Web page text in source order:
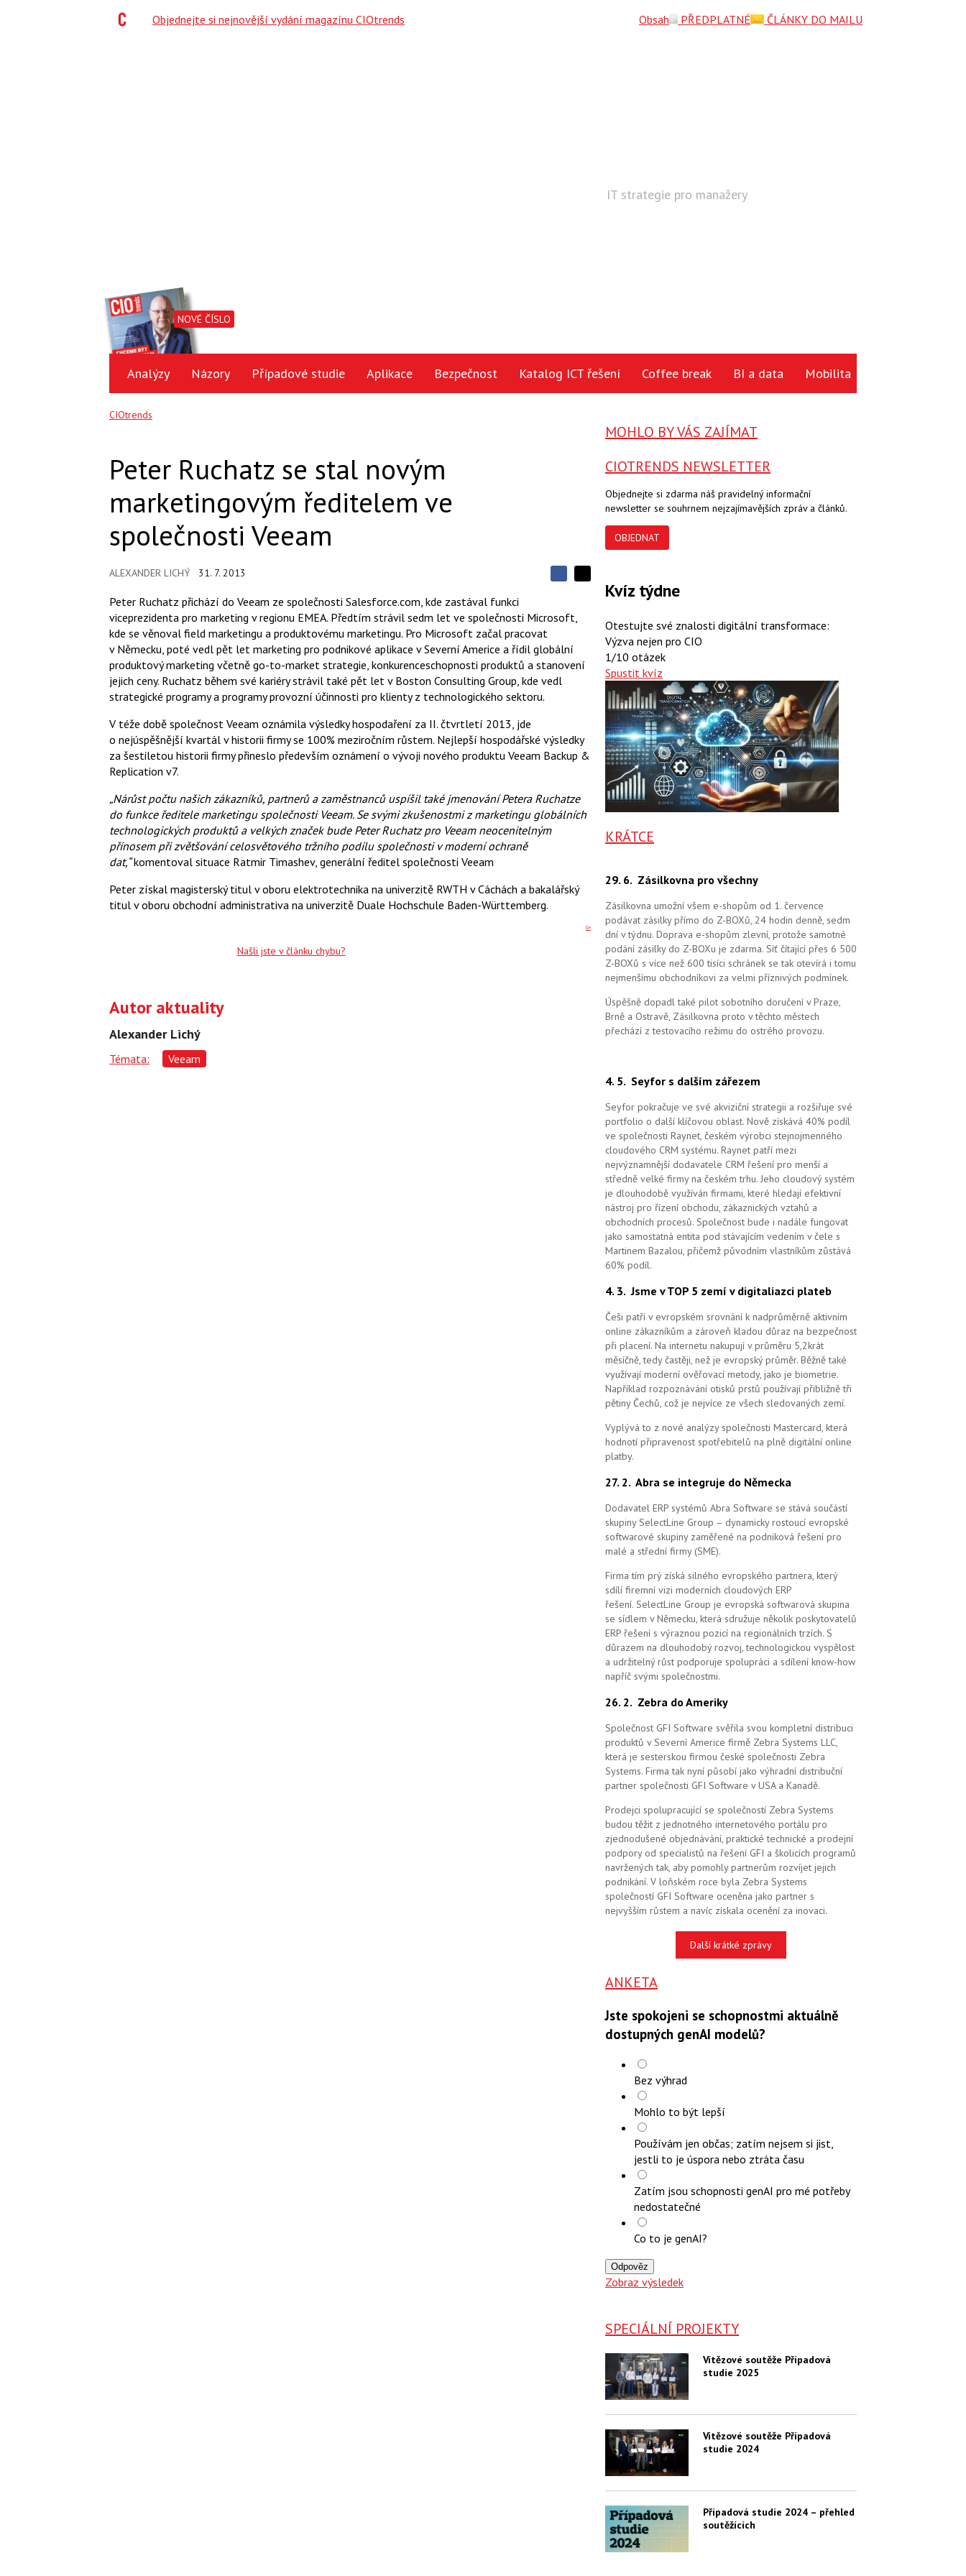
NOVÉ ČÍSLO
IT strategie pro manažery
Analýzy Názory Případové studie Aplikace Bezpečnost Katalog ICT řešení Coffee break BI a data Mobilita
CIOtrends
Peter Ruchatz se stal novým
marketingovým ředitelem ve
společnosti Veeam
ALEXANDER LICHÝ 31. 7. 2013
S
í
e
t
S
l
t
n
a
b
o
o
e
n
X
Peter Ruchatz přichází do Veeam ze společnosti Salesforce.com, kde zastával funkci
viceprezidenta pro marketing v regionu EMEA. Předtím strávil sedm let ve společnosti Microsoft,
kde se věnoval field marketingu a produktovému marketingu. Pro Microsoft začal pracovat
v Německu, poté vedl pět let marketing pro podnikové aplikace v Severní Americe a řídil globální
produktový marketing včetně go-to-market strategie, konkurenceschopnosti produktů a stanovení
jejich ceny. Ruchatz během své kariéry strávil také pět let v Boston Consulting Group, kde vedl
strategické programy a programy provozní účinnosti pro klienty z technologického sektoru.
V téže době společnost Veeam oznámila výsledky hospodaření za II. čtvrtletí 2013, jde
o nejúspěšnější kvartál v historii firmy se 100% meziročním růstem. Nejlepší hospodářské výsledky
za šestiletou historii firmy přineslo především oznámení o vývoji nového produktu Veeam Backup &
Replication v7.
„Nárůst počtu našich zákazníků, partnerů a zaměstnanců uspíšil také jmenování Petera Ruchatze
do funkce ředitele marketingu společnosti Veeam. Se svými zkušenostmi z marketingu globálních
technologických produktů a velkých značek bude Peter Ruchatz pro Veeam neocenitelným
přínosem při zvětšování celosvětového tržního podílu společnosti v moderní ochraně
dat,“komentoval situace Ratmir Timashev, generální ředitel společnosti Veeam
Peter získal magisterský titul v oboru elektrotechnika na univerzitě RWTH v Cáchách a bakalářský
titul v oboru obchodní administrativa na univerzitě Duale Hochschule Baden-Württemberg.
G+
Našli jste v článku chybu?
Autor aktuality
Alexander Lichý
Témata: Veeam
MOHLO BY VÁS ZAJÍMAT
CIOTRENDS NEWSLETTER
Objednejte si zdarma náš pravidelný informační
newsletter se souhrnem nejzajímavějších zpráv a článků.
OBJEDNAT
Kvíz týdne
Otestujte své znalosti digitální transformace:
Výzva nejen pro CIO
1/10 otázek
Spustit kvíz
KRÁTCE
29. 6. Zásilkovna pro všechny
Zásilkovna umožní všem e-shopům od 1. července
podávat zásilky přímo do Z-BOXů, 24 hodin denně, sedm
dní v týdnu. Doprava e-shopům zlevní, protože samotné
podání zásilky do Z-BOXu je zdarma. Síť čítající přes 6 500
Z-BOXů s více než 600 tisíci schránek se tak otevírá i tomu
nejmenšímu obchodníkovi za velmi příznivých podmínek.
Úspěšně dopadl také pilot sobotního doručení v Praze,
Brně a Ostravě, Zásilkovna proto v těchto městech
přechází z testovacího režimu do ostrého provozu.
4. 5. Seyfor s dalším zářezem
Seyfor pokračuje ve své akviziční strategii a rozšiřuje své
portfolio o další klíčovou oblast. Nově získává 40% podíl
ve společnosti Raynet, českém výrobci stejnojmenného
cloudového CRM systému. Raynet patří mezi
nejvýznamnější dodavatele CRM řešení pro menší a
středně velké firmy na českém trhu. Jeho cloudový systém
je dlouhodobě využíván firmami, které hledají efektivní
nástroj pro řízení obchodu, zákaznických vztahů a
obchodních procesů. Společnost bude i nadále fungovat
jako samostatná entita pod stávajícím vedením v čele s
Martinem Bazalou, přičemž původním vlastníkům zůstává
60% podíl.
4. 3.Jsme v TOP 5 zemí v digitaliazci plateb
Češi patří v evropském srovnání k nadprůměrně aktivním
online zákazníkům a zároveň kladou důraz na bezpečnost
při placení. Na internetu nakupují v průměru 5,2krát
měsíčně, tedy častěji, než je evropský průměr. Běžně také
využívají moderní ověřovací metody, jako je biometrie.
Například rozpoznávání otisků prstů používají přibližně tři
pětiny Čechů, což je nejvíce ze všech sledovaných zemí.
Vyplývá to z nové analýzy společnosti Mastercard, která
hodnotí připravenost spotřebitelů na plně digitální online
platby.
27. 2. Abra se integruje do Německa
Dodavatel ERP systémů Abra Software se stává součástí
skupiny SelectLine Group – dynamicky rostoucí evropské
softwarové skupiny zaměřené na podniková řešení pro
malé a střední firmy (SME).
Firma tím prý získá silného evropského partnera, který
sdílí firemní vizi moderních cloudových ERP
řešení. SelectLine Group je evropská softwarová skupina
se sídlem v Německu, která sdružuje několik poskytovatelů
ERP řešení s výraznou pozicí na regionálních trzích. S
důrazem na dlouhodobý rozvoj, technologickou vyspělost
a udržitelný růst podporuje spolupráci a sdílení know-how
napříč svými společnostmi.
26. 2. Zebra do Ameriky
Společnost GFI Software svěřila svou kompletní distribuci
produktů v Severní Americe firmě Zebra Systems LLC,
která je sesterskou firmou české společnosti Zebra
Systems. Firma tak nyní působí jako výhradní distribuční
partner společnosti GFI Software v USA a Kanadě.
Prodejci spolupracující se společností Zebra Systems
budou těžit z jednotného internetového portálu pro
zjednodušené objednávání, praktické technické a prodejní
podpory od specialistů na řešení GFI a školicích programů
navržených tak, aby pomohly partnerům rozvíjet jejich
podnikání. V loňském roce byla Zebra Systems
společností GFI Software oceněna jako partner s
nejvyšším růstem a navíc získala ocenění za inovaci.
Další krátké zprávy
ANKETA
Jste spokojeni se schopnostmi aktuálně
dostupných genAI modelů?
Bez výhrad
Mohlo to být lepší
Používám jen občas; zatím nejsem si jist,
jestli to je úspora nebo ztráta času
Zatím jsou schopnosti genAI pro mé potřeby
nedostatečné
Co to je genAI?
Odpověz
Zobraz výsledek
SPECIÁLNÍ PROJEKTY
Vítězové soutěže Případová
studie 2025
Vítězové soutěže Případová
studie 2024
Případová studie 2024 – přehled
soutěžících
Objednejte si nejnovější vydání magazínu CIOtrends Obsah PŘEDPLATNÉ ČLÁNKY DO MAILU